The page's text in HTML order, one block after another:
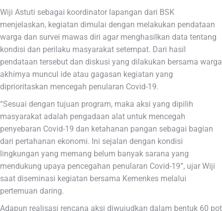
Wiji Astuti sebagai koordinator lapangan dari BSK
menjelaskan, kegiatan dimulai dengan melakukan pendataan
warga dan survei mawas diri agar menghasilkan data tentang
kondisi dan perilaku masyarakat setempat. Dari hasil
pendataan tersebut dan diskusi yang dilakukan bersama warga
akhirnya muncul ide atau gagasan kegiatan yang
diprioritaskan mencegah penularan Covid-19.
“Sesuai dengan tujuan program, maka aksi yang dipilih
masyarakat adalah pengadaan alat untuk mencegah
penyebaran Covid-19 dan ketahanan pangan sebagai bagian
dari pertahanan ekonomi. Ini sejalan dengan kondisi
lingkungan yang memang belum banyak sarana yang
mendukung upaya pencegahan penularan Covid-19”, ujar Wiji
saat diseminasi kegiatan bersama Kemenkes melalui
pertemuan daring.
Adapun realisasi rencana aksi diwujudkan dalam bentuk 60 pot